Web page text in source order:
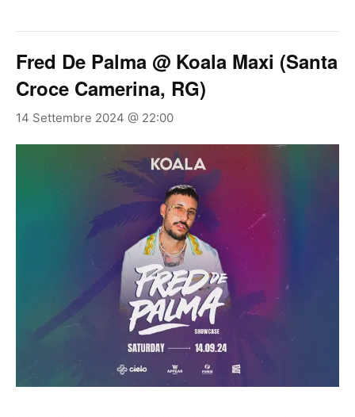
Fred De Palma @ Koala Maxi (Santa
Croce Camerina, RG)
14 Settembre 2024 @ 22:00